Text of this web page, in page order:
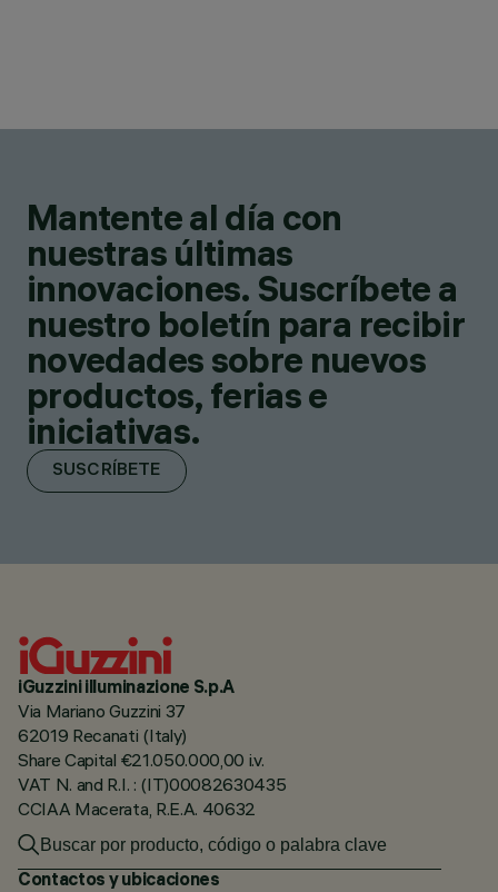
Mantente al día con
nuestras últimas
innovaciones. Suscríbete a
nuestro boletín para recibir
novedades sobre nuevos
productos, ferias e
iniciativas.
SUSCRÍBETE
iGuzzini illuminazione S.p.A
Via Mariano Guzzini 37
62019 Recanati (Italy)
Share Capital €21.050.000,00 i.v.
VAT N. and R.I. : (IT)00082630435
CCIAA Macerata, R.E.A. 40632
Contactos y ubicaciones